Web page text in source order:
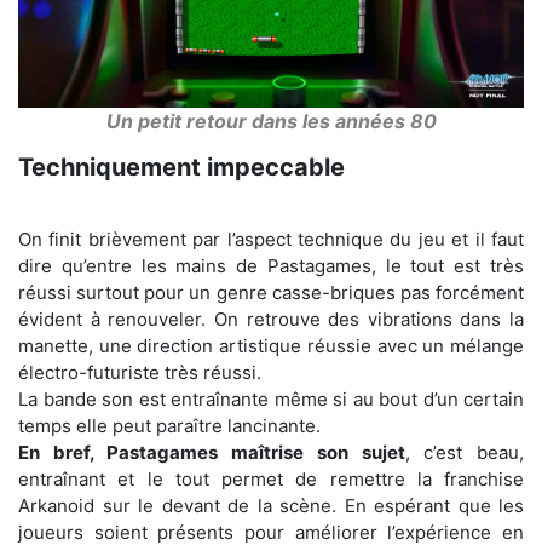
Un petit retour dans les années 80
Techniquement impeccable
On finit brièvement par l’aspect technique du jeu et il faut
dire qu’entre les mains de Pastagames, le tout est très
réussi surtout pour un genre casse-briques pas forcément
évident à renouveler. On retrouve des vibrations dans la
manette, une direction artistique réussie avec un mélange
électro-futuriste très réussi.
La bande son est entraînante même si au bout d’un certain
temps elle peut paraître lancinante.
En bref, Pastagames maîtrise son sujet, c’est beau,
entraînant et le tout permet de remettre la franchise
Arkanoid sur le devant de la scène. En espérant que les
joueurs soient présents pour améliorer l’expérience en